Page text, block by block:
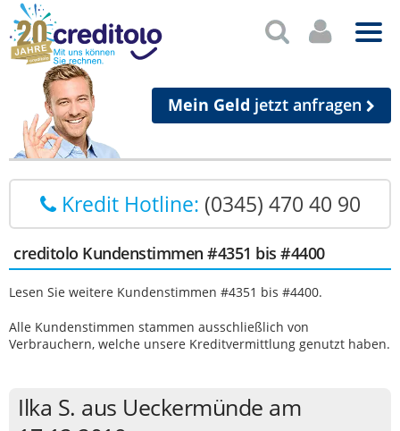
Mein Geld jetzt anfragen
Kredit Hotline: (0345) 470 40 90
creditolo Kundenstimmen #4351 bis #4400
Lesen Sie weitere Kundenstimmen #4351 bis #4400.
Alle Kundenstimmen stammen ausschließlich von
Verbrauchern, welche unsere Kreditvermittlung genutzt haben.
Ilka S. aus Ueckermünde am